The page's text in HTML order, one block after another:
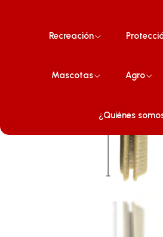
Recreación
Mascotas Agro
¿Quiénes